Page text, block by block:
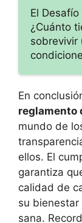
El
¿Cuánto
sobrevivir
En
reglamento
mundo de
ellos. El
garantiza
calidad de
su
sana.